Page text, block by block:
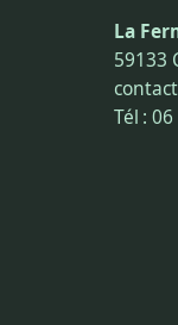
La
59133
contact
Tél :